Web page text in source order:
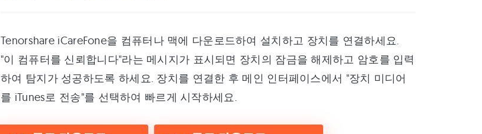
Tenorshare iCareFone을 컴퓨터나 맥에 다운로드하여 설치하고 장치를 연결하세요.
"이 컴퓨터를 신뢰합니다"라는 메시지가 표시되면 장치의 잠금을 해제하고 암호를 입력
하여 탐지가 성공하도록 하세요. 장치를 연결한 후 메인 인터페이스에서 "장치 미디어
를 iTunes로 전송"를 선택하여 빠르게 시작하세요.